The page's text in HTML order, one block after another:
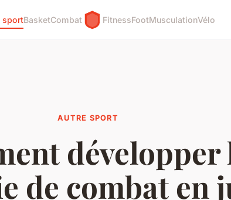
sportBasketCombat FitnessFootMusculationVélo
AUTRE SPORT
développer
de combat en